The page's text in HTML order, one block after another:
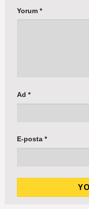
Yorum *
Ad *
E-posta *